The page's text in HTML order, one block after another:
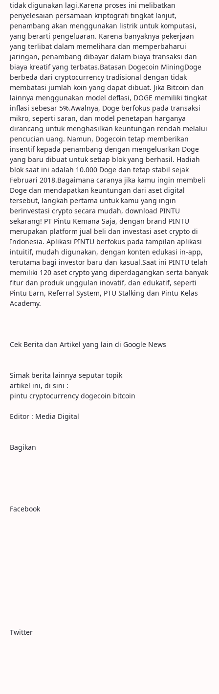
tidak digunakan lagi.Karena proses ini melibatkan
penyelesaian persamaan kriptografi tingkat lanjut,
penambang akan menggunakan listrik untuk komputasi,
yang berarti pengeluaran. Karena banyaknya pekerjaan
yang terlibat dalam memelihara dan memperbaharui
jaringan, penambang dibayar dalam biaya transaksi dan
biaya kreatif yang terbatas.Batasan Dogecoin MiningDoge
berbeda dari cryptocurrency tradisional dengan tidak
membatasi jumlah koin yang dapat dibuat. Jika Bitcoin dan
lainnya menggunakan model deflasi, DOGE memiliki tingkat
inflasi sebesar 5%.Awalnya, Doge berfokus pada transaksi
mikro, seperti saran, dan model penetapan harganya
dirancang untuk menghasilkan keuntungan rendah melalui
pencucian uang. Namun, Dogecoin tetap memberikan
insentif kepada penambang dengan mengeluarkan Doge
yang baru dibuat untuk setiap blok yang berhasil. Hadiah
blok saat ini adalah 10.000 Doge dan tetap stabil sejak
Februari 2018.Bagaimana caranya jika kamu ingin membeli
Doge dan mendapatkan keuntungan dari aset digital
tersebut, langkah pertama untuk kamu yang ingin
berinvestasi crypto secara mudah, download PINTU
sekarang! PT Pintu Kemana Saja, dengan brand PINTU
merupakan platform jual beli dan investasi aset crypto di
Indonesia. Aplikasi PINTU berfokus pada tampilan aplikasi
intuitif, mudah digunakan, dengan konten edukasi in-app,
terutama bagi investor baru dan kasual.Saat ini PINTU telah
memiliki 120 aset crypto yang diperdagangkan serta banyak
fitur dan produk unggulan inovatif, dan edukatif, seperti
Pintu Earn, Referral System, PTU Stalking dan Pintu Kelas
Academy.
Cek Berita dan Artikel yang lain di Google News
Simak berita lainnya seputar topik
artikel ini, di sini :
pintu cryptocurrency dogecoin bitcoin
Editor : Media Digital
Bagikan
Facebook
Twitter